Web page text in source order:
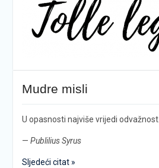
Mudre misli
U opasnosti najviše vrijedi odvažnost.
— Publilius Syrus
Sljedeći citat »